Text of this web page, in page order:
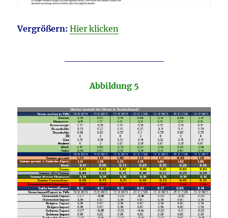
Vergrößern: Hier klicken
Abbildung 5